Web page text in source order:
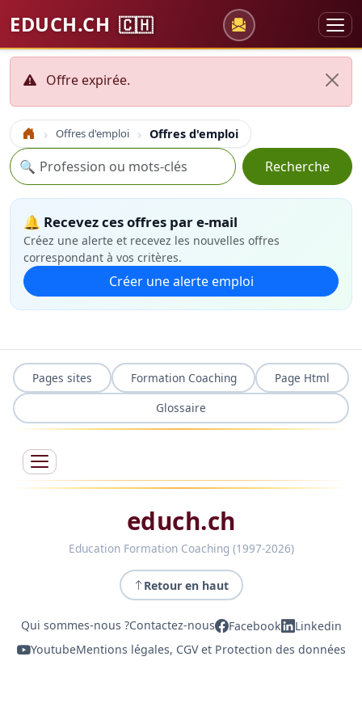
EDUCH.CH 🇨🇭
Offre expirée.
Accueil Offres d'emploi Offres d'emploi
Recherche
🔍 Recherche
🔔 Recevez ces offres par e-mail
Créez une alerte et recevez les nouvelles offres
correspondant à vos critères.
Créer une alerte emploi
Pages sites Formation Coaching
Page Html
Glossaire
educh.ch
Education Formation Coaching (1997-2026)
Retour en haut
Qui sommes-nous ?Contactez-nous Facebook
Linkedin
YoutubeMentions légales, CGV et Protection des données